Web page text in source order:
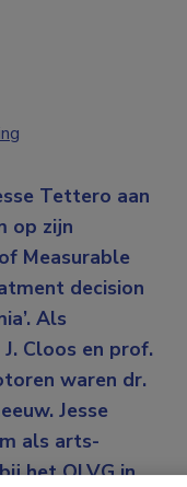
Tettero aan
op zijn
Measurable
decision
Als
Cloos en prof.
waren dr.
Jesse
als arts-
het OLVG in